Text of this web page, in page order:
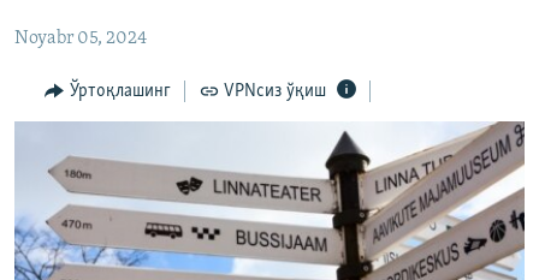
На русском
ИЖТИМОИЙ ТАРМОҚЛАР
Озодлик бошқа тилларда
Noyabr 05, 2024
Ўртоқлашинг VPNсиз ўқиш